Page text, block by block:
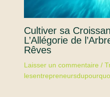
Cultiver sa
L’Allégorie de
Rêves
Laisser un commentaire /